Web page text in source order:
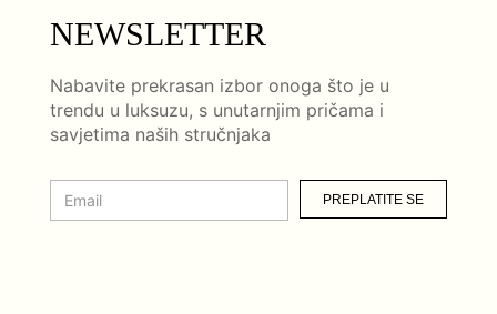
NEWSLETTER
Nabavite prekrasan izbor onoga što je u
trendu u luksuzu, s unutarnjim pričama i
savjetima naših stručnjaka
PREPLATITE SE